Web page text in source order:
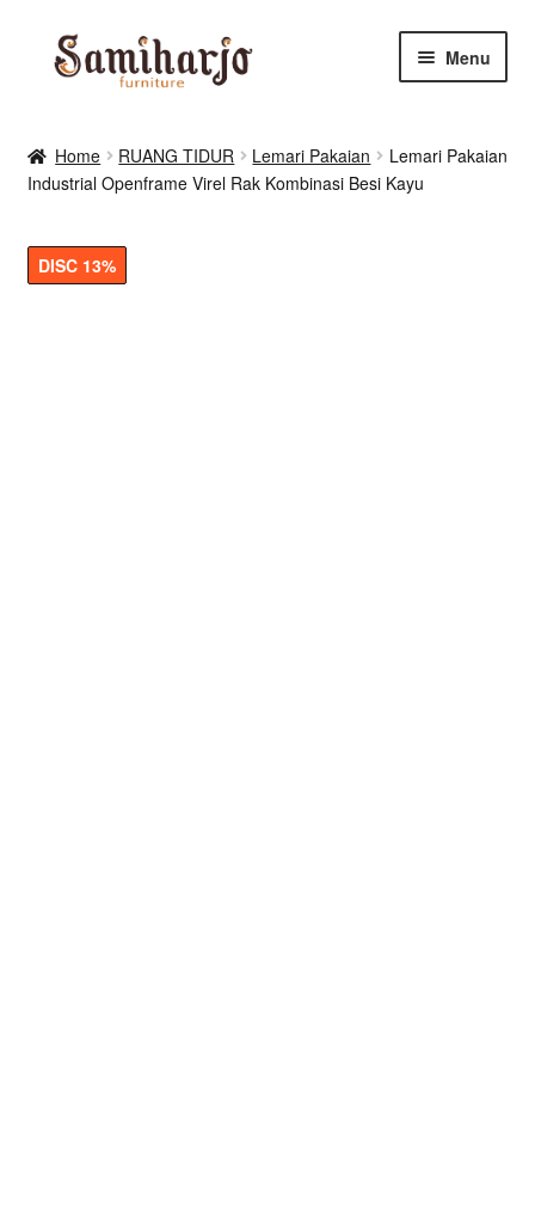
Skip
Skip
Menu
RUANG MAKAN & DAPUR
RUANG TIDUR
Home RUANG TIDUR Lemari Pakaian
Lemari Pakaian
Industrial Openframe Virel Rak Kombinasi Besi Kayu
DISC 13%